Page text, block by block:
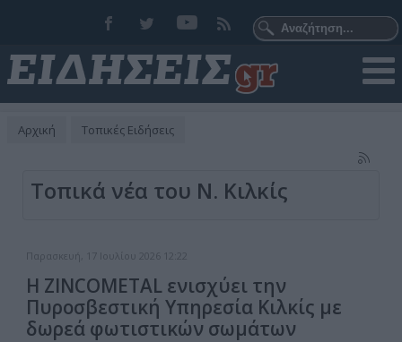
Αρχική Τοπικές Ειδήσεις
Τοπικά νέα του Ν. Κιλκίς
Παρασκευή, 17 Ιουλίου 2026 12:22
Η ZINCOMETAL ενισχύει την
Πυροσβεστική Υπηρεσία Κιλκίς με
δωρεά φωτιστικών σωμάτων